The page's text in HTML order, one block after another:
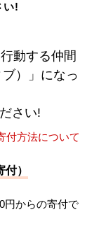
い!
動する仲間
）」になっ
さい!
付方法について
）
円からの寄付で